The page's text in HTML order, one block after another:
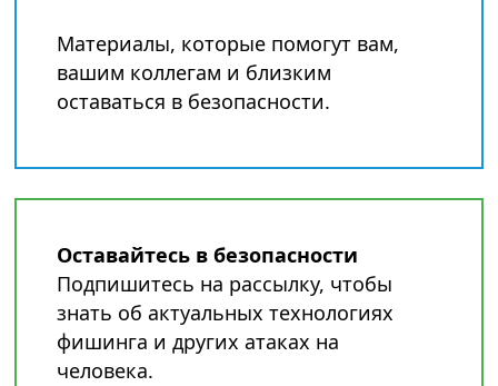
Материалы, которые помогут вам,
вашим коллегам и близким
оставаться в безопасности.
Оставайтесь в безопасности
Подпишитесь на рассылку, чтобы
знать об актуальных технологиях
фишинга и других атаках на
человека.